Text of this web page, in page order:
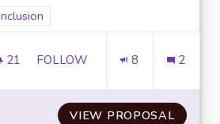
scope: Numérique et Inclusion
21 21 FOLLOWERS
FOLLOW 8 2
VIEW PROPOSALPRÊT